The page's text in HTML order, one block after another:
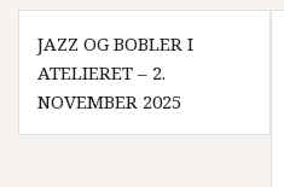
Indlægsnavigation
JAZZ OG BOBLER I
ATELIERET – 2.
NOVEMBER 2025